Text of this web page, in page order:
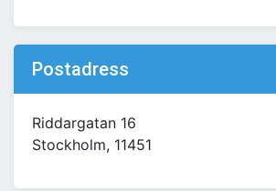
Postadress
Riddargatan 16
Stockholm, 11451